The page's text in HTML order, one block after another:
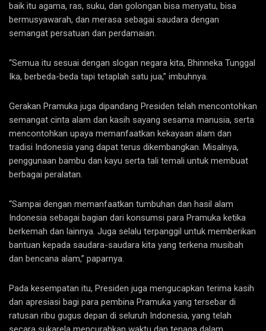
baik itu agama, ras, suku, dan golongan bisa menyatu, bisa
bermusyawarah, dan merasa sebagai saudara dengan
semangat persatuan dan perdamaian.
“Semua itu sesuai dengan slogan negara kita, Bhinneka Tunggal
Ika, berbeda-beda tapi tetaplah satu jua,” imbuhnya.
Gerakan Pramuka juga dipandang Presiden telah mencontohkan
semangat cinta alam dan kasih sayang sesama manusia, serta
mencontohkan upaya memanfaatkan kekayaan alam dan
tradisi Indonesia yang dapat terus dikembangkan. Misalnya,
penggunaan bambu dan kayu serta tali temali untuk membuat
berbagai peralatan.
“Sampai dengan memanfaatkan tumbuhan dan hasil alam
Indonesia sebagai bagian dari konsumsi para Pramuka ketika
berkemah dan lainnya. Juga selalu terpanggil untuk memberikan
bantuan kepada saudara-saudara kita yang terkena musibah
dan bencana alam,” paparnya.
Pada kesempatan itu, Presiden juga mengucapkan terima kasih
dan apresiasi bagi para pembina Pramuka yang tersebar di
ratusan ribu gugus depan di seluruh Indonesia, yang telah